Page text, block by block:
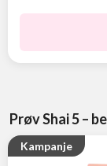
Prøv Shai 5 –
Kampanje